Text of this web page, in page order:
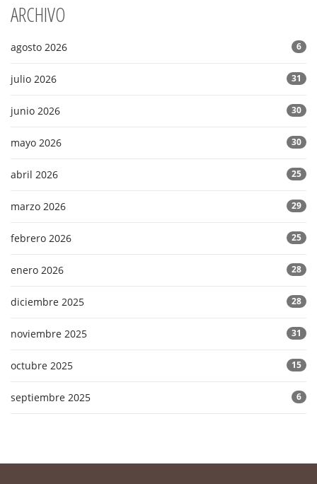
ARCHIVO
agosto 2026 6
julio 2026 31
junio 2026 30
mayo 2026 30
abril 2026 25
marzo 2026 29
febrero 2026 25
enero 2026 28
diciembre 2025 28
noviembre 2025 31
octubre 2025 15
septiembre 2025 6